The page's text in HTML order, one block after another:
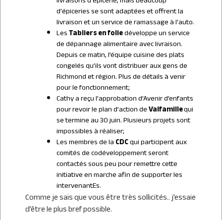
d'épiceries se sont adaptées et offrent la
livraison et un service de ramassage à l'auto.
LesTabliers en foliedéveloppe un service
de dépannage alimentaire avec livraison.
Depuis ce matin, l’équipe cuisine des plats
congelés qu’ils vont distribuer aux gens de
Richmond et région. Plus de détails à venir
pour le fonctionnement;
Cathy a reçu l’approbation d’Avenir d’enfants
pour revoir le plan d’action deValfamillequi
se termine au 30 juin. Plusieurs projets sont
impossibles à réaliser;
Les membres de laCDCqui participent aux
comités de codéveloppement seront
contactés sous peu pour remettre cette
initiative en marche afin de supporter les
intervenantEs.
Comme je sais que vous être très sollicités.. j’essaie
d’être le plus bref possible.